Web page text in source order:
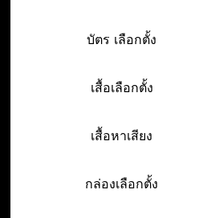
บัตร เลือกตั้ง
เสื้อเลือกตั้ง
เสื้อหาเสียง
กล่องเลือกตั้ง